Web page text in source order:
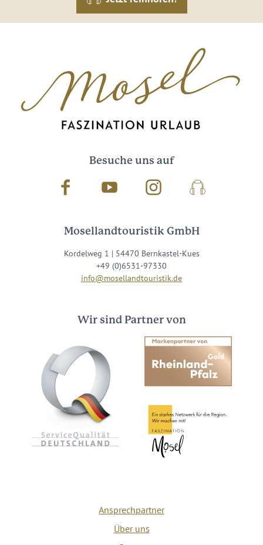
Besuche uns auf
Facebook Youtube InstagramPodcast
Mosellandtouristik GmbH
Kordelweg 1 | 54470 Bernkastel-Kues
+49 (0)6531-97330
info@mosellandtouristik.de
Wir sind Partner von
Ansprechpartner
Über uns